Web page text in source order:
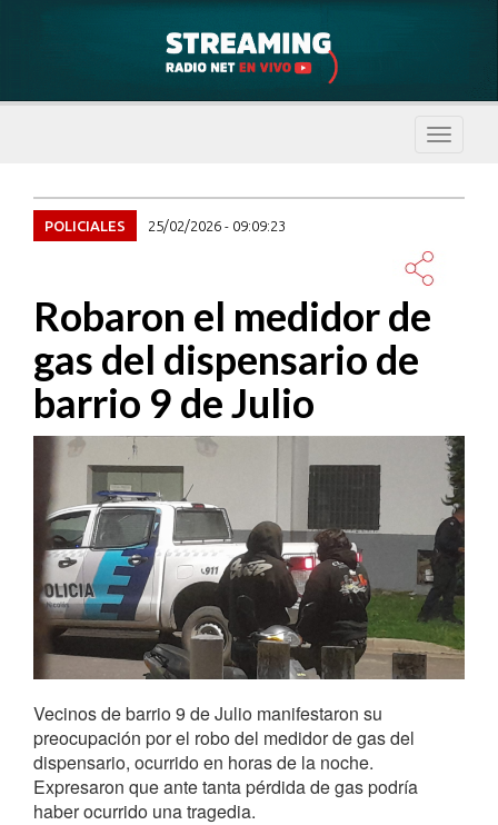
POLICIALES 25/02/2026 - 09:09:23
Robaron el medidor de
gas del dispensario de
barrio 9 de Julio
Vecinos de barrio 9 de Julio manifestaron su
preocupación por el robo del medidor de gas del
dispensario, ocurrido en horas de la noche.
Expresaron que ante tanta pérdida de gas podría
haber ocurrido una tragedia.